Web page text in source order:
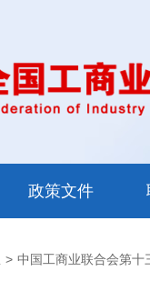
政策文件
> 中国工商业联合会第十